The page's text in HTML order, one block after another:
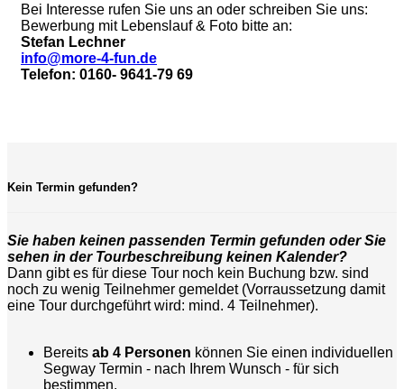
Bei Interesse rufen Sie uns an oder schreiben Sie uns:
Bewerbung mit Lebenslauf & Foto bitte an:
Stefan Lechner
info@more-4-fun.de
Telefon: 0160- 9641-79 69
Kein Termin gefunden?
Sie haben keinen passenden Termin gefunden oder Sie
sehen in der Tourbeschreibung keinen Kalender?
Dann gibt es für diese Tour noch kein Buchung bzw. sind
noch zu wenig Teilnehmer gemeldet (Vorraussetzung damit
eine Tour durchgeführt wird: mind. 4 Teilnehmer).
Bereits ab 4 Personen können Sie einen individuellen
Segway Termin - nach Ihrem Wunsch - für sich
bestimmen.